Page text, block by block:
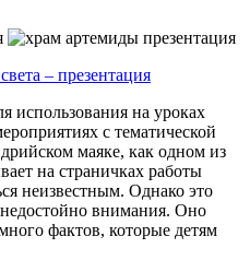
– презентация
использования на уроках
с тематической
маяке, как одном из
на страничках работы
неизвестным. Однако это
недостойно внимания. Оно
фактов, которые детям